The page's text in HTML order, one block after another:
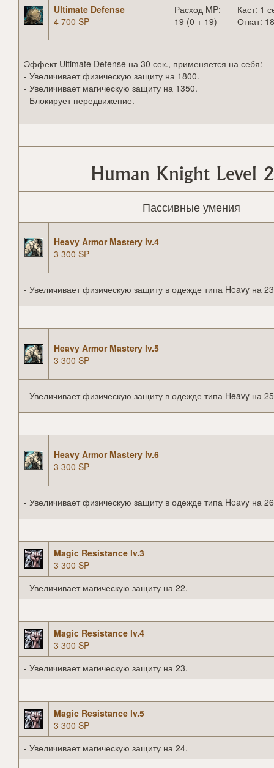
Ultimate Defense
4 700 SP
Расход MP:
19 (0 + 19)
Каст: 1
Откат:
Эффект Ultimate Defense на 30 сек., применяется на себя:
- Увеличивает физическую защиту на 1800.
- Увеличивает магическую защиту на 1350.
- Блокирует передвижение.
Human Knight Level
Пассивные умения
Heavy Armor Mastery lv.4
3 300 SP
- Увеличивает физическую защиту в одежде типа Heavy на
Heavy Armor Mastery lv.5
3 300 SP
- Увеличивает физическую защиту в одежде типа Heavy на
Heavy Armor Mastery lv.6
3 300 SP
- Увеличивает физическую защиту в одежде типа Heavy на
Magic Resistance lv.3
3 300 SP
- Увеличивает магическую защиту на 22.
Magic Resistance lv.4
3 300 SP
- Увеличивает магическую защиту на 23.
Magic Resistance lv.5
3 300 SP
- Увеличивает магическую защиту на 24.